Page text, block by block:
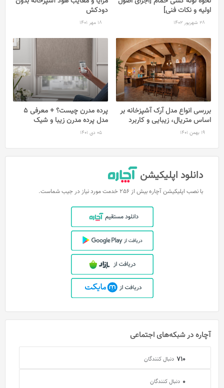
اولیه و نکات فنی]
28 شهریور 1402
دودکش
18 مهر 1401
بررسی انواع مدل آرک آشپزخانه بر
اساس متریال، زیبایی و کاربرد
19 بهمن 1401
پرده مدرن چیست؟ + معرفی 5
مدل پرده مدرن زیبا و شیک
05 دی 1401
دانلود اپلیکیشن
با نصب اپلیکیشن آچاره بیش از 256 خدمت مورد نیاز در جیب شماست.
آچاره در شبکه‌های اجتماعی
710 دنبال کنندگان
0 دنبال کنندگان